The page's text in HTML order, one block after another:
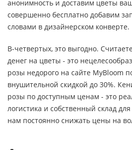
анонимность и доставим цветы
совершенно бесплатно добавим
словами в дизайнерском конверте.
В-четвертых, это выгодно.
денег на цветы - это
розы недорого на сайте MyBloom
внушительной скидкой до 30%.
розы по доступным ценам - это
логистика и собственный склад
нам постоянно снижать цены на